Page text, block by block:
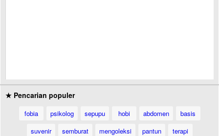
★ Pencarian populer
fobia psikolog sepupu hobi abdomen
basis
suvenir
semburat mengoleksi pantun
terapi